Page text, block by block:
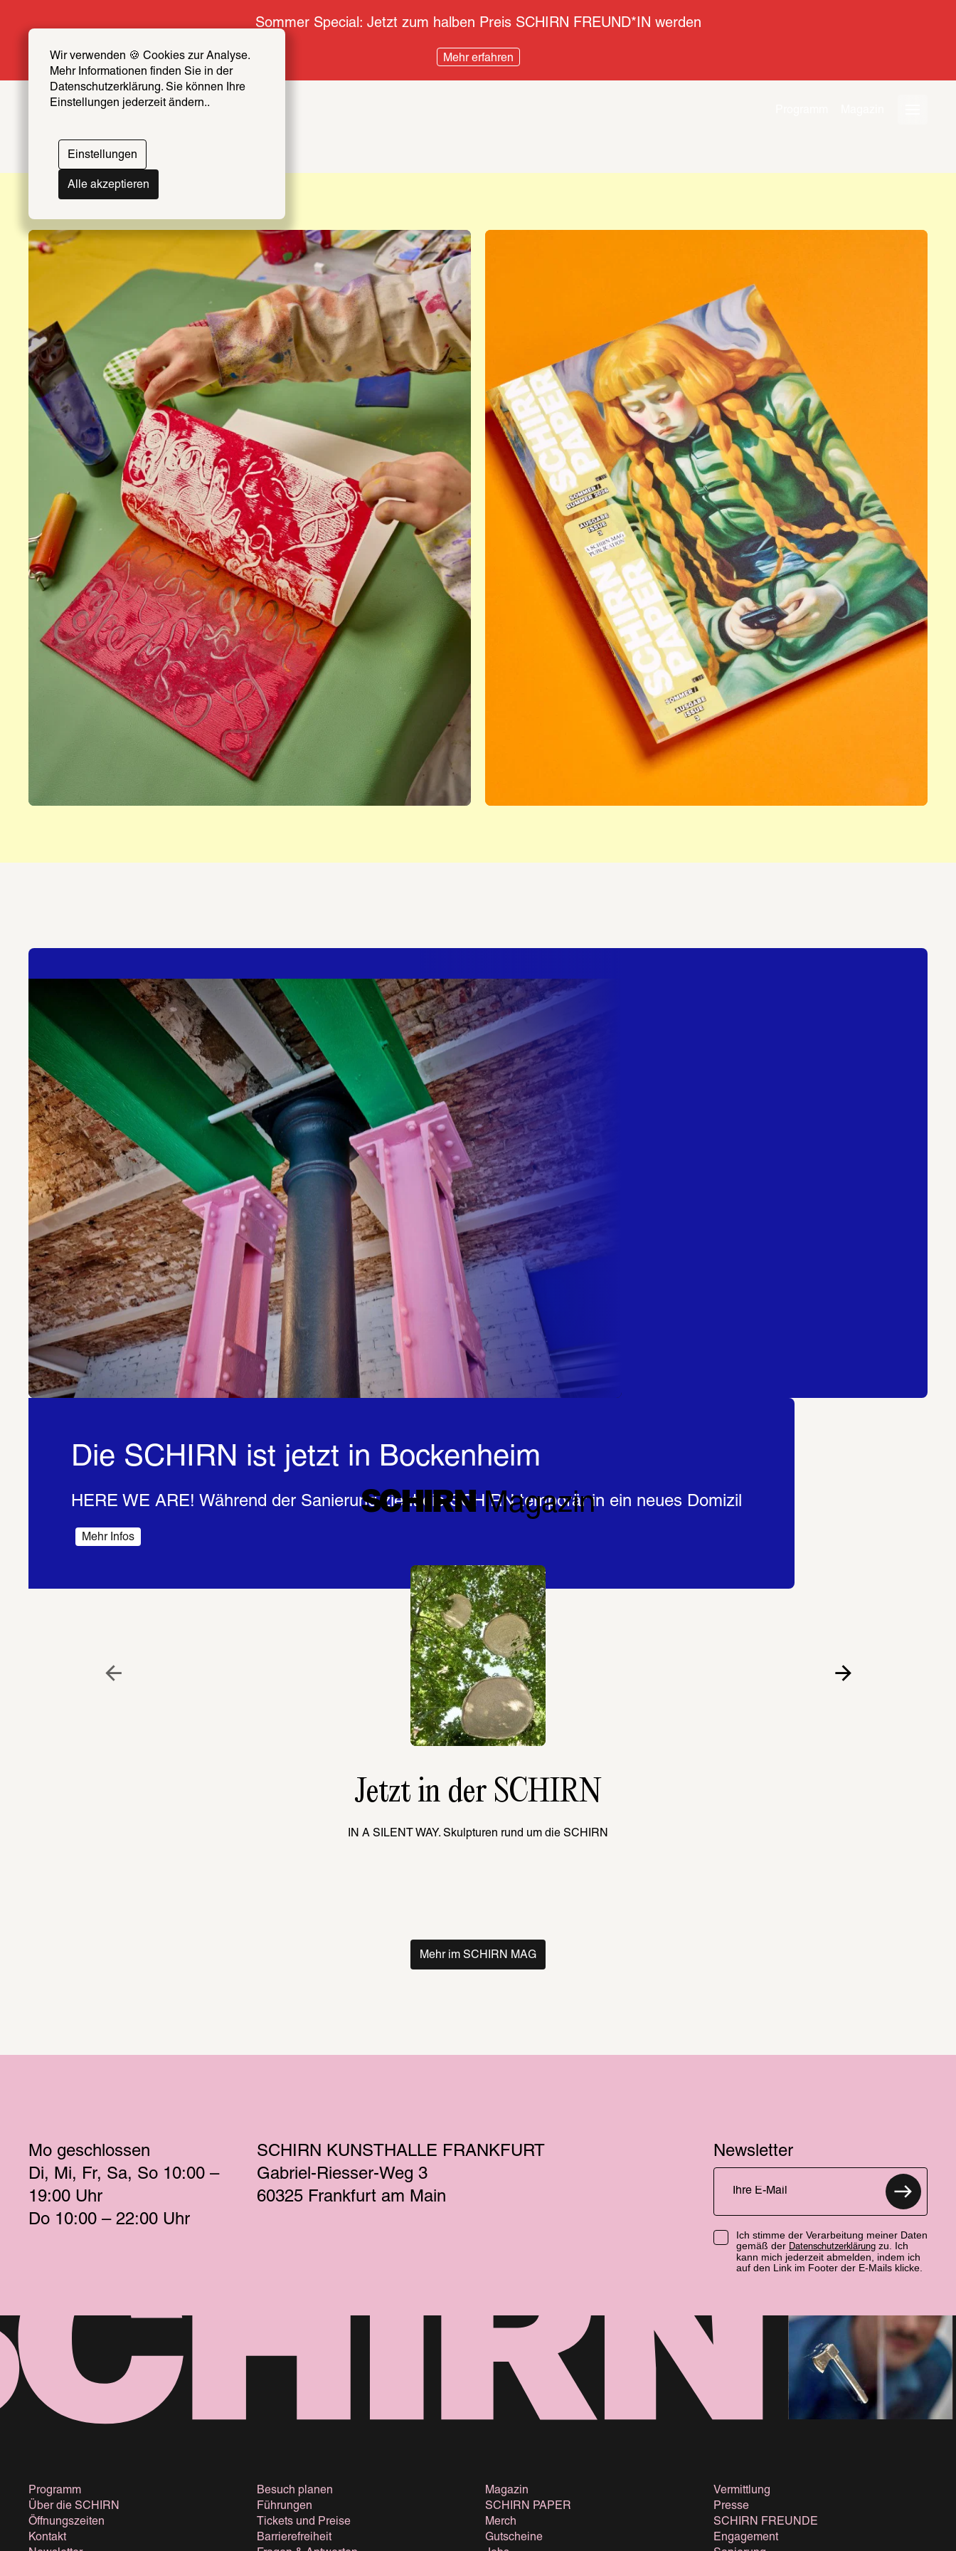
Wir verwenden 🍪 Cookies zur Analyse.
Mehr Informationen finden Sie in der
Datenschutzerklärung. Sie können Ihre
Einstellungen jederzeit ändern..
Einstellungen
Alle akzeptieren
Sommer Special: Jetzt zum halben Preis SCHIRN FREUND*IN werden
Mehr erfahren
Bis 20. September
The
World
Through
AI
Zur Ausstellung
VVK gestartet!
Leonor
Fini
Zur Ausstellung
Die SCHIRN ist jetzt in Bockenheim
HERE WE ARE! Während der Sanierung zieht die SCHIRN temporär in ein neues Domizil
Mehr Infos
SCHIRN Magazin
Jetzt in der SCHIRN
IN A SILENT WAY. Skulpturen rund um die SCHIRN
Mehr im SCHIRN MAG
Mo geschlossen
Di
Mi Fr Sa So 10:00 –
19:00 Uhr
Do 10:00 – 22:00 Uhr
SCHIRN KUNSTHALLE FRANKFURT
Gabriel-Riesser-Weg 3
60325 Frankfurt am Main
Newsletter
Ich stimme der Verarbeitung meiner Daten
gemäß der Datenschutzerklärung zu. Ich
kann mich jederzeit abmelden, indem ich
auf den Link im Footer der E-Mails klicke.
Programm
Über die SCHIRN
Öffnungszeiten
Kontakt
Besuch planen
Führungen
Tickets und Preise
Barrierefreiheit
Magazin
SCHIRN PAPER
Merch
Gutscheine
Vermittlung
Presse
SCHIRN FREUNDE
Engagement